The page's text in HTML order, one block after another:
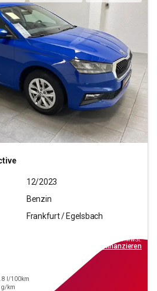
12/2023
Benzin
Frankfurt / Egelsbach
l/100km
g/km
inkl.MwSt.
finanzieren